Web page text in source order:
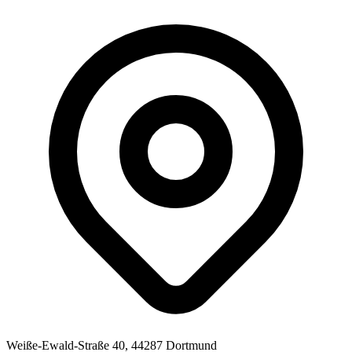
Weiße-Ewald-Straße 40, 44287 Dortmund